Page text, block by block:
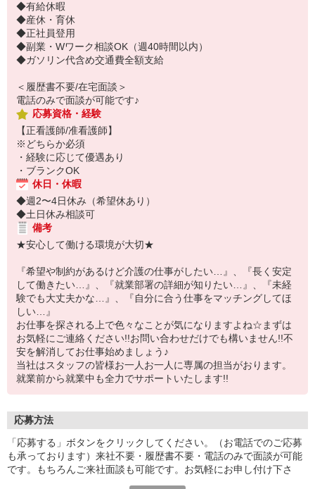
◆有給休暇
◆産休・育休
◆正社員登用
◆副業・Wワーク相談OK（週40時間以内）
◆ガソリン代含め交通費全額支給
＜履歴書不要/在宅面談＞
電話のみで面談が可能です♪
応募資格・経験
【正看護師/准看護師】
※どちらか必須
・経験に応じて優遇あり
・ブランクOK
休日・休暇
◆週2〜4日休み（希望休あり）
◆土日休み相談可
備考
★安心して働ける環境が大切★
『希望や制約があるけど介護の仕事がしたい…』、『長く安定
して働きたい…』、『就業部署の詳細が知りたい…』、『未経
験でも大丈夫かな…』、『自分に合う仕事をマッチングしてほ
しい…』
お仕事を探される上で色々なことが気になりますよね☆まずは
お気軽にご連絡ください!!お問い合わせだけでも構いません!!不
安を解消してお仕事始めましょう♪
当社はスタッフの皆様お一人お一人に専属の担当がおります。
就業前から就業中も全力でサポートいたします!!
応募方法
「応募する」ボタンをクリックしてください。（お電話でのご応募
も承っております）来社不要・履歴書不要・電話のみで面談が可能
です。もちろんご来社面談も可能です。お気軽にお申し付け下さ